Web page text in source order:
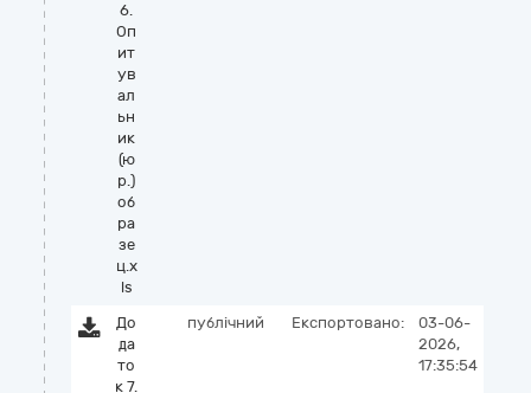
6.
Оп
ит
ув
ал
ьн
ик
(ю
р.)
об
ра
зе
ц.x
ls
До
да
то
к 7.
публічний Експортовано:
03-06-
2026,
17:35:54